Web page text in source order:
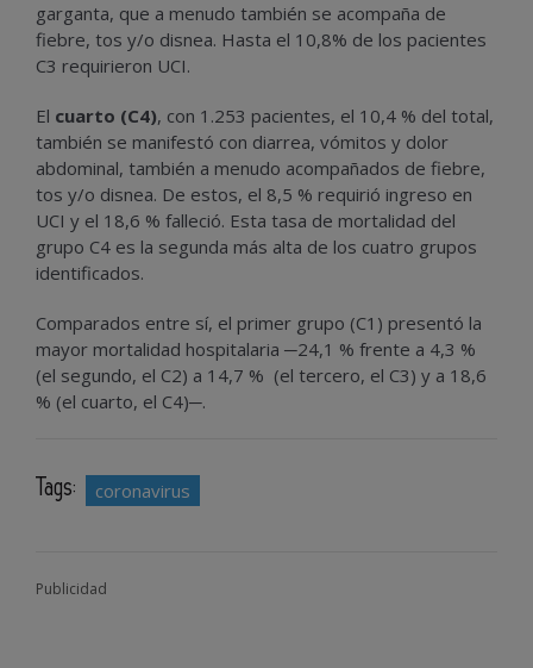
garganta, que a menudo también se acompaña de
fiebre, tos y/o disnea. Hasta el 10,8% de los pacientes
C3 requirieron UCI.
El cuarto (C4), con 1.253 pacientes, el 10,4 % del total,
también se manifestó con diarrea, vómitos y dolor
abdominal, también a menudo acompañados de fiebre,
tos y/o disnea. De estos, el 8,5 % requirió ingreso en
UCI y el 18,6 % falleció. Esta tasa de mortalidad del
grupo C4 es la segunda más alta de los cuatro grupos
identificados.
Comparados entre sí, el primer grupo (C1) presentó la
mayor mortalidad hospitalaria ─24,1 % frente a 4,3 %
(el segundo, el C2) a 14,7 % (el tercero, el C3) y a 18,6
% (el cuarto, el C4)─.
Tags: coronavirus
Publicidad